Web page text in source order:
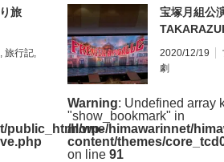
旅
, 旅行記,
public_html/wp-
宝塚月組公
曲」鑑賞記
2020/12/19
劇
Warning: Undefined array
"show_bookmark" in
/home/himawarinnet/
content/themes/
on line 91